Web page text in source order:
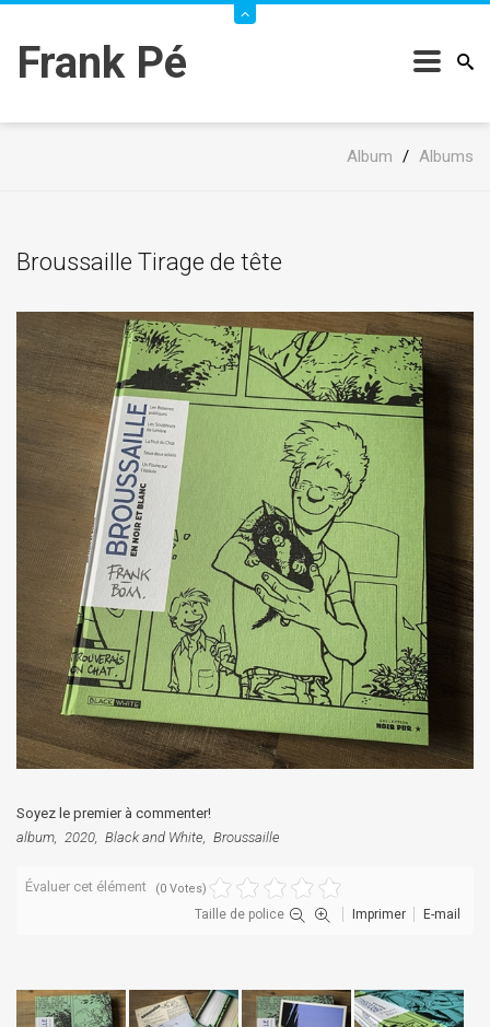
Frank Pé
Album / Albums
Broussaille Tirage de tête
Soyez le premier à commenter!
album 2020 Black and White Broussaille
Évaluer cet élément (0 Votes)
Taille de police Imprimer E-mail